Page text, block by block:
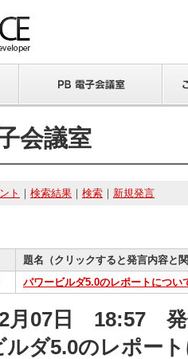
会議室
ト ｜ 検索結果 ｜ 検索 ｜ 新規発言
題名（クリックすると発言内容と
パワービルダ5.0のレポートについ
月07日 18:57
ルダ5.0のレポー